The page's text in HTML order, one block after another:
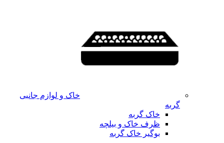
خاک و لوازم جانبی
گربه
خاک گربه
ظرف خاک و بیلچه
بوگیر خاک گربه